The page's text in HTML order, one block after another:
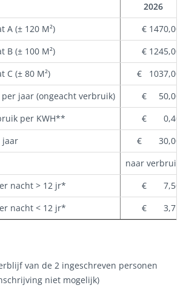
2026
A (± 120 M²)
€ 1470,00
B (± 100 M²)
€ 1245,00
C (± 80 M²)
€ 1037,00
jaar (ongeacht verbruik)
€ 50,00
per KWH**
€ 0,40
jaar
€ 30,00
naar verbruik
nacht > 12 jr*
€ 7,50
nacht < 12 jr*
€ 3,75
van de 2 ingeschreven personen
niet mogelijk)